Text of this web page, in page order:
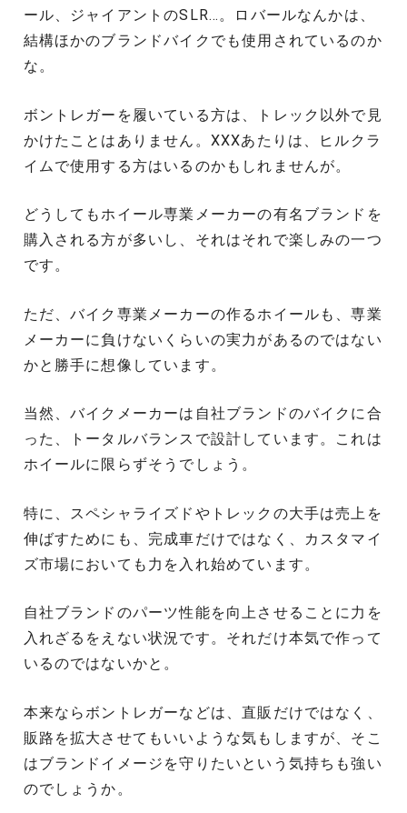
ール、ジャイアントのSLR…。ロバールなんかは、
結構ほかのブランドバイクでも使用されているのか
な。
ボントレガーを履いている方は、トレック以外で見
かけたことはありません。XXXあたりは、ヒルクラ
イムで使用する方はいるのかもしれませんが。
どうしてもホイール専業メーカーの有名ブランドを
購入される方が多いし、それはそれで楽しみの一つ
です。
ただ、バイク専業メーカーの作るホイールも、専業
メーカーに負けないくらいの実力があるのではない
かと勝手に想像しています。
当然、バイクメーカーは自社ブランドのバイクに合
った、トータルバランスで設計しています。これは
ホイールに限らずそうでしょう。
特に、スペシャライズドやトレックの大手は売上を
伸ばすためにも、完成車だけではなく、カスタマイ
ズ市場においても力を入れ始めています。
自社ブランドのパーツ性能を向上させることに力を
入れざるをえない状況です。それだけ本気で作って
いるのではないかと。
本来ならボントレガーなどは、直販だけではなく、
販路を拡大させてもいいような気もしますが、そこ
はブランドイメージを守りたいという気持ちも強い
のでしょうか。